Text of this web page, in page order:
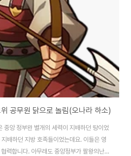
공무원 닭으로 놀림(오나라 하소)
중앙 정부완 별개의 세력이 지배하던 땅이었
배하던 지방 호족들이었는데요. 이들은 영
력합니다. 아무래도 중앙정부가 팔왕의난